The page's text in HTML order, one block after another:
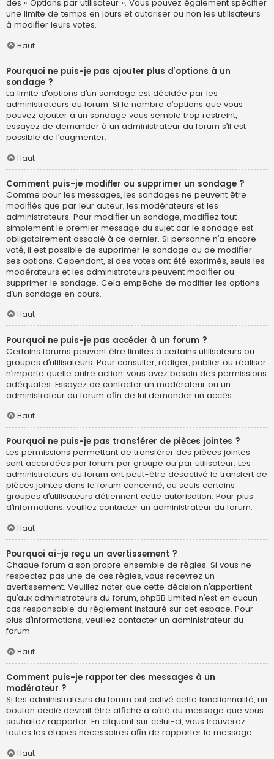
des « Options par utilisateur ». Vous pouvez également spécifier
une limite de temps en jours et autoriser ou non les utilisateurs
à modifier leurs votes.
Haut
Pourquoi ne puis-je pas ajouter plus d’options à un
sondage ?
La limite d’options d’un sondage est décidée par les
administrateurs du forum. Si le nombre d’options que vous
pouvez ajouter à un sondage vous semble trop restreint,
essayez de demander à un administrateur du forum s’il est
possible de l’augmenter.
Haut
Comment puis-je modifier ou supprimer un sondage ?
Comme pour les messages, les sondages ne peuvent être
modifiés que par leur auteur, les modérateurs et les
administrateurs. Pour modifier un sondage, modifiez tout
simplement le premier message du sujet car le sondage est
obligatoirement associé à ce dernier. Si personne n’a encore
voté, il est possible de supprimer le sondage ou de modifier
ses options. Cependant, si des votes ont été exprimés, seuls les
modérateurs et les administrateurs peuvent modifier ou
supprimer le sondage. Cela empêche de modifier les options
d’un sondage en cours.
Haut
Pourquoi ne puis-je pas accéder à un forum ?
Certains forums peuvent être limités à certains utilisateurs ou
groupes d’utilisateurs. Pour consulter, rédiger, publier ou réaliser
n’importe quelle autre action, vous avez besoin des permissions
adéquates. Essayez de contacter un modérateur ou un
administrateur du forum afin de lui demander un accès.
Haut
Pourquoi ne puis-je pas transférer de pièces jointes ?
Les permissions permettant de transférer des pièces jointes
sont accordées par forum, par groupe ou par utilisateur. Les
administrateurs du forum ont peut-être désactivé le transfert de
pièces jointes dans le forum concerné, ou seuls certains
groupes d’utilisateurs détiennent cette autorisation. Pour plus
d’informations, veuillez contacter un administrateur du forum.
Haut
Pourquoi ai-je reçu un avertissement ?
Chaque forum a son propre ensemble de règles. Si vous ne
respectez pas une de ces règles, vous recevrez un
avertissement. Veuillez noter que cette décision n’appartient
qu’aux administrateurs du forum, phpBB Limited n’est en aucun
cas responsable du règlement instauré sur cet espace. Pour
plus d’informations, veuillez contacter un administrateur du
forum.
Haut
Comment puis-je rapporter des messages à un
modérateur ?
Si les administrateurs du forum ont activé cette fonctionnalité, un
bouton dédié devrait être affiché à côté du message que vous
souhaitez rapporter. En cliquant sur celui-ci, vous trouverez
toutes les étapes nécessaires afin de rapporter le message.
Haut